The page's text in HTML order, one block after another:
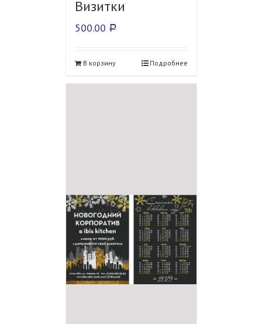
Визитки
500.00 Р
В корзину Подробнее